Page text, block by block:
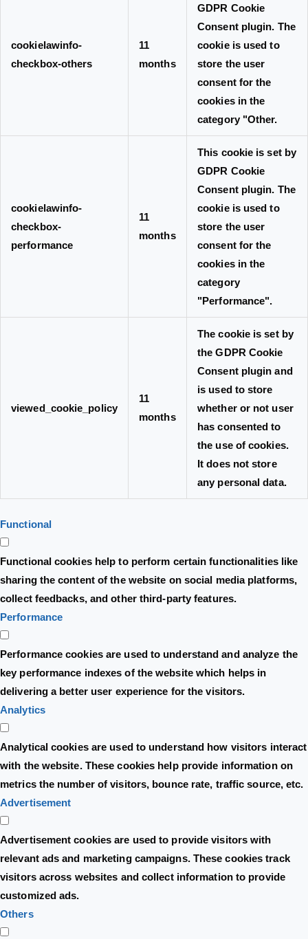
cookielawinfo-
checkbox-others
11
months
GDPR Cookie
Consent plugin. The
cookie is used to
store the user
consent for the
cookies in the
category "Other.
cookielawinfo-
checkbox-
performance
11
months
This cookie is set by
GDPR Cookie
Consent plugin. The
cookie is used to
store the user
consent for the
cookies in the
category
"Performance".
viewed_cookie_policy
11
months
The cookie is set by
the GDPR Cookie
Consent plugin and
is used to store
whether or not user
has consented to
the use of cookies.
It does not store
any personal data.
Functional
Functional cookies help to perform certain functionalities like
sharing the content of the website on social media platforms,
collect feedbacks, and other third-party features.
Performance
Performance cookies are used to understand and analyze the
key performance indexes of the website which helps in
delivering a better user experience for the visitors.
Analytics
Analytical cookies are used to understand how visitors interact
with the website. These cookies help provide information on
metrics the number of visitors, bounce rate, traffic source, etc.
Advertisement
Advertisement cookies are used to provide visitors with
relevant ads and marketing campaigns. These cookies track
visitors across websites and collect information to provide
customized ads.
Others